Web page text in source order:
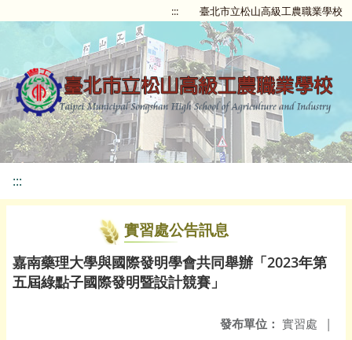
::: 臺北市立松山高級工農職業學校
:::
實習處公告訊息
嘉南藥理大學與國際發明學會共同舉辦「2023年第
五屆綠點子國際發明暨設計競賽」
發布單位： 實習處 |